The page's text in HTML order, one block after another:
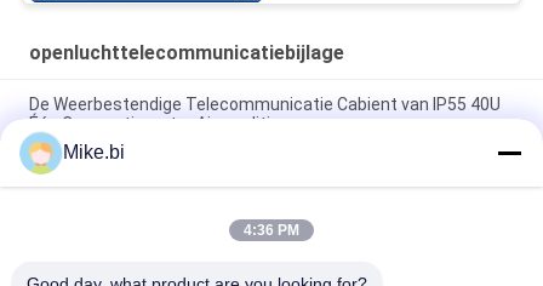
openluchttelecommunicatiebijlage
De Weerbestendige Telecommunicatie Cabient van IP55 40U
Één CompartimentenAirconditioner
1000mm 16U Openlucht Weerbestendige de Elektronikadoos
van de Telecommunicatiebijlage
Het Weerbestendige Openlucht Elektrokabinet 1500W AC220V
Mike.bi
4:36 PM